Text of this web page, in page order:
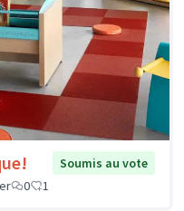
Soumis au vote
0 1